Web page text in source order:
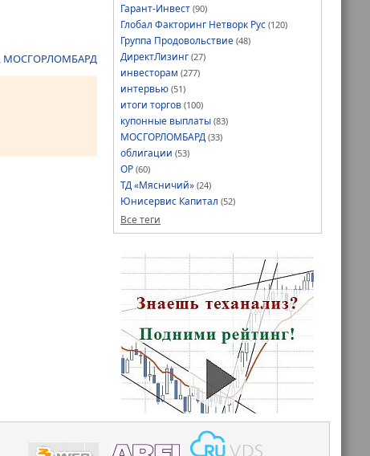
, МОСГОРЛОМБАРД
Гарант-Инвест (90)
Глобал Факторинг Нетворк Рус (120)
Группа Продовольствие (48)
ДиректЛизинг (27)
инвесторам (277)
интервью (51)
итоги торгов (100)
купонные выплаты (83)
МОСГОРЛОМБАРД (33)
облигации (53)
ОР (60)
ТД «Мясничий» (24)
Юнисервис Капитал (52)
Все теги